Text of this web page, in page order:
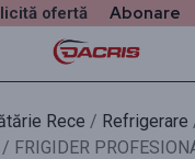
ofertă Abonare
Rece / Refrigerare
/ FRIGIDER